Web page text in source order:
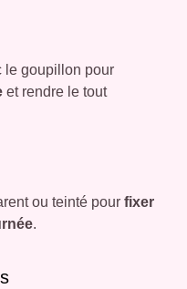
le goupillon pour
et rendre le tout
ou teinté pour fixer
.